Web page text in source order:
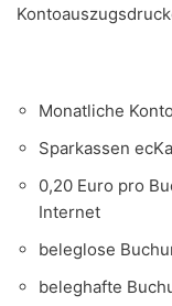
Monatliche
Sparkassen
0,20 Euro pro
Internet
beleglose
beleghafte